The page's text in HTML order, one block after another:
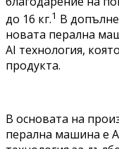
до 16 кг.1 В
новата перална
AI технология,
продукта.
В основата на
перална машина е